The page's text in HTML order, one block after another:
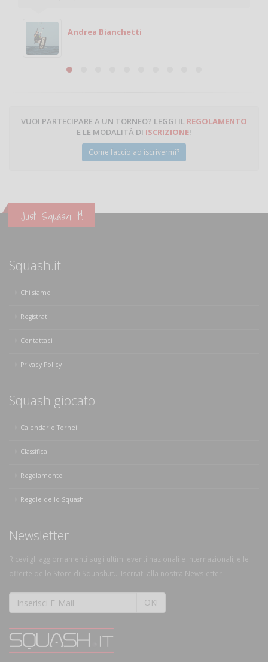
giocare. Se sei in zona e puoi giocare fammi sapere.
Michele
Michele Miglionico
VUOI PARTECIPARE A UN TORNEO? LEGGI IL REGOLAMENTO
E LE MODALITÀ DI ISCRIZIONE!
Come faccio ad iscrivermi?
Just Squash It!
Squash.it
Chi siamo
Registrati
Contattaci
Privacy Policy
Squash giocato
Calendario Tornei
Classifica
Regolamento
Regole dello Squash
Newsletter
Ricevi gli aggiornamenti sugli ultimi eventi nazionali e internazionali, e le
offerte dello Store di Squash.it... Iscriviti alla nostra Newsletter!
OK!